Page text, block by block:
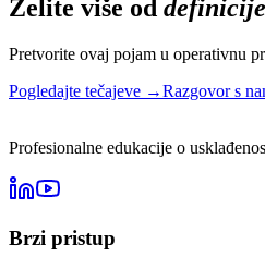
Želite više od
Pretvorite ovaj pojam u operativnu
Pogledajte tečajeve →Razgovor s
Profesionalne edukacije o
Brzi pristup